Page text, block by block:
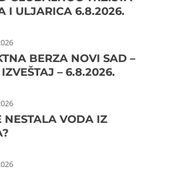
I ULJARICA 6.8.2026.
BERZA NOVI SAD –
– 6.8.2026.
NESTALA VODA IZ